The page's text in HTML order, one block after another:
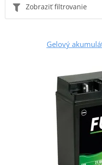
Zobraziť filtrovanie
Gelový